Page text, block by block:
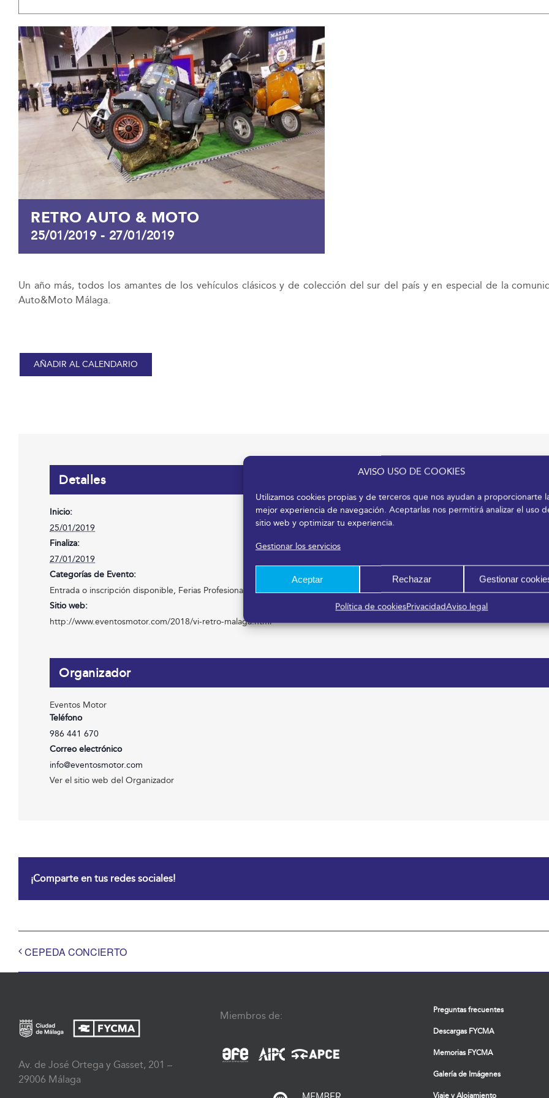
AVISO USO DE COOKIES
Utilizamos cookies propias y de terceros que nos ayudan a proporcionarte
mejor experiencia de navegación. Aceptarlas nos permitirá analizar el uso
sitio web y optimizar tu experiencia.
Gestionar los servicios
Aceptar Rechazar Gestionar
Política de cookiesPrivacidadAviso legal
RETRO AUTO & MOTO
25/01/2019 - 27/01/2019
Un año más, todos los amantes de los vehículos clásicos y de colección del sur del país y en especial de la
Auto&Moto Málaga.
AÑADIR AL CALENDARIO
Detalles
Inicio:
25/01/2019
Finaliza:
27/01/2019
Categorías de Evento:
Entrada o inscripción disponible, Ferias Profesionales ,Ferias Público General
Sitio web:
http://www.eventosmotor.com/2018/vi-retro-malaga.html
Organizador
Eventos Motor
Teléfono
986 441 670
Correo electrónico
info@eventosmotor.com
Ver el sitio web del Organizador
¡Comparte en tus redes sociales!
CEPEDA CONCIERTO
Av. de José Ortega y Gasset, 201 –
29006 Málaga
Miembros de: Preguntas frecuentes
Descargas FYCMA
Memorias FYCMA
Galería de Imágenes
Viaje y Alojamiento